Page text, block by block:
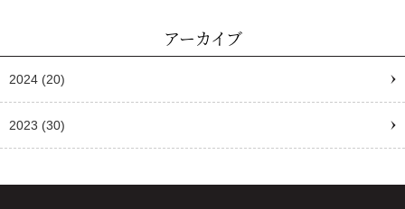
アーカイブ
2024 (20)
2023 (30)